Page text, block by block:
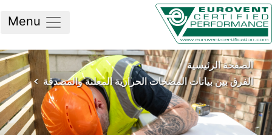
الرئيسية
بين بيانات المضخات الحرارية المعلنة والمصدقة